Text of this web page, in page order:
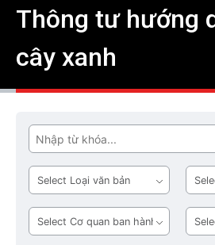
Thông tư hướng
cây xanh
Tìm
Loại
văn
bản
Lĩnh
vực
Cơ
quan
ký